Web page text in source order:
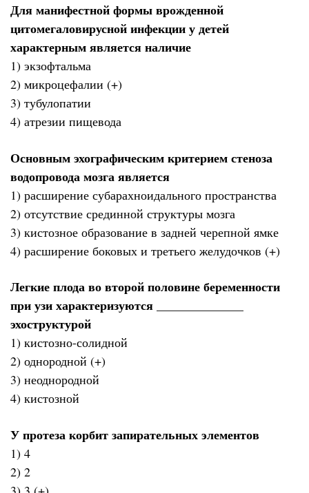
Для манифестной формы врожденной
цитомегаловирусной инфекции у детей
характерным является наличие
1) экзофтальма
2) микроцефалии (+)
3) тубулопатии
4) атрезии пищевода
Основным эхографическим критерием стеноза
водопровода мозга является
1) расширение субарахноидального пространства
2) отсутствие срединной структуры мозга
3) кистозное образование в задней черепной ямке
4) расширение боковых и третьего желудочков (+)
Легкие плода во второй половине беременности
при узи характеризуются ______________
эхоструктурой
1) кистозно-солидной
2) однородной (+)
3) неоднородной
4) кистозной
У протеза корбит запирательных элементов
1) 4
2) 2